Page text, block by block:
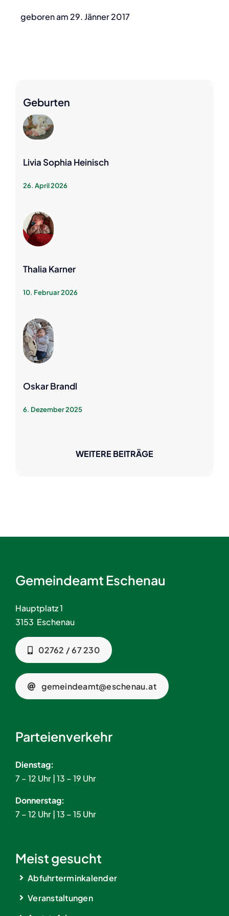
geboren am 29. Jänner 2017
Geburten
Livia Sophia Heinisch
26. April 2026
Thalia Karner
10. Februar 2026
Oskar Brandl
6. Dezember 2025
WEITERE BEITRÄGE
Gemeindeamt Eschenau
Hauptplatz 1
3153 Eschenau
02762 / 67 230
gemeindeamt@eschenau.at
Parteienverkehr
Dienstag:
7 – 12 Uhr | 13 – 19 Uhr
Donnerstag:
7 – 12 Uhr | 13 – 15 Uhr
Meist gesucht
Abfuhrterminkalender
Veranstaltungen